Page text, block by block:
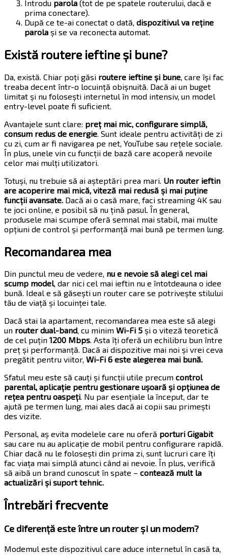
Introdu parola (tot de pe spatele routerului, dacă e
prima conectare).
După ce te-ai conectat o dată, dispozitivul va reține
parola și se va reconecta automat.
Există routere ieftine și bune?
Da, există. Chiar poți găsi routere ieftine și bune , care își fac
treaba decent într-o locuință obișnuită. Dacă ai un buget
limitat și nu folosești internetul în mod intensiv, un model
entry-level poate fi suficient.
Avantajele sunt clare: preț mai mic, configurare simplă,
consum redus de energie . Sunt ideale pentru activități de zi
cu zi, cum ar fi navigarea pe net, YouTube sau rețele sociale.
În plus, unele vin cu funcții de bază care acoperă nevoile
celor mai mulți utilizatori.
Totuși, nu trebuie să ai așteptări prea mari. Un router ieftin
are acoperire mai mică, viteză mai redusă și mai puține
funcții avansate. Dacă ai o casă mare, faci streaming 4K sau
te joci online, e posibil să nu țină pasul. În general,
produsele mai scumpe oferă semnal mai stabil, mai multe
opțiuni de control și performanță mai bună pe termen lung.
Recomandarea mea
Din punctul meu de vedere, nu e nevoie să alegi cel mai
scump model, dar nici cel mai ieftin nu e întotdeauna o idee
bună. Ideal e să găsești un router care se potrivește stilului
tău de viață și locuinței tale.
Dacă stai la apartament, recomandarea mea este să alegi
un router dual-band, cu minim Wi-Fi 5 și o viteză teoretică
de cel puțin 1200 Mbps. Asta îți oferă un echilibru bun între
preț și performanță. Dacă ai dispozitive mai noi și vrei ceva
pregătit pentru viitor, Wi-Fi 6 este alegerea mai bună.
Sfatul meu este să cauți și funcții utile precum control
parental, aplicație pentru gestionare ușoară și opțiunea de
rețea pentru oaspeți. Nu par esențiale la început, dar te
ajută pe termen lung, mai ales dacă ai copii sau primești
des vizite.
Personal, aș evita modelele care nu oferă porturi Gigabit
sau care nu au aplicație de mobil pentru configurare rapidă.
Chiar dacă nu le folosești din prima zi, sunt lucruri care îți
fac viața mai simplă atunci când ai nevoie. În plus, verifică
să aibă un brand cunoscut în spate – contează mult la
actualizări și suport tehnic.
Întrebări frecvente
Ce diferență este între un router și un modem?
Modemul este dispozitivul care aduce internetul în casă ta,